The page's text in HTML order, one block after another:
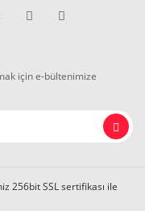
için e-bültenimize
256bit SSL sertifikası ile